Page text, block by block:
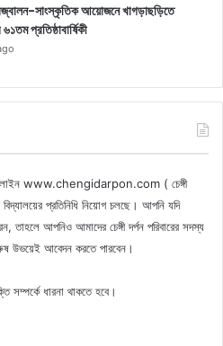
সাংস্কৃতিক আয়োজনে খাগড়াছড়িতে
প্রতিষ্ঠাবার্ষিকী
অনলাইন www.chengidarpon.com ( চেঙ্গী
প্রতিনিধি নিয়োগ চলছে। আপনি যদি
আপনিও আমাদের চেঙ্গী দর্পন পরিবারের সদস্য
উভয়েই আবেদন করতে পারবেন।
সম্পর্কে ধারনা থাকতে হবে।